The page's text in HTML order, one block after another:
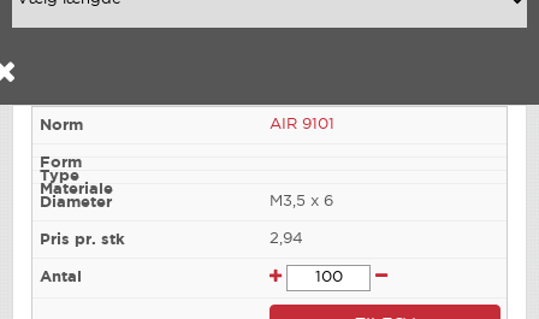
AIR 9101
M3,5 x 6
2,94